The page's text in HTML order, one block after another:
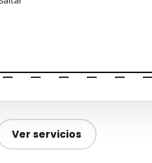
Ver servicios